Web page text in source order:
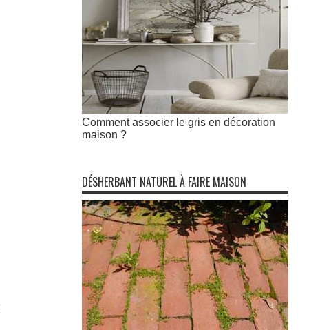
Comment associer le gris en décoration
maison ?
DÉSHERBANT NATUREL À FAIRE MAISON